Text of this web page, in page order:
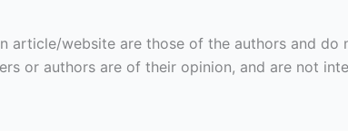
article/website are those of the authors and
or authors are of their opinion, and are not